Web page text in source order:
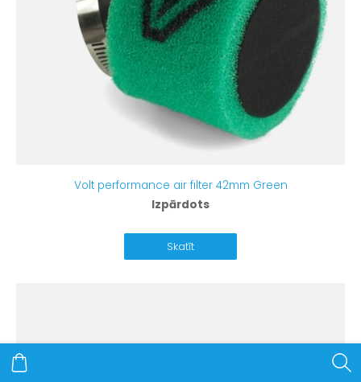
Volt performance air filter 42mm Green
Izpārdots
Skatīt